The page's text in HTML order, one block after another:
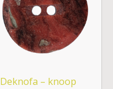
Deknofa – knoop